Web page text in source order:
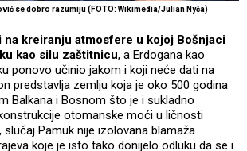
se dobro razumiju (FOTO: Wikimedia/Julian Nyča)
na kreiranju atmosfere u kojoj Bošnjaci
kao silu zaštitnicu, a Erdogana kao
ponovo učinio jakom i koji neće dati na
predstavlja zemlju koja je oko 500 godina
Balkana i Bosnom što je i sukladno
otomanske moći u ličnosti
slučaj Pamuk nije izolovana blamaža
koje je isto tako donijelo odluku da se i